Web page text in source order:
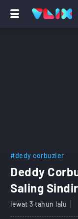
#dedy corbuzier
Deddy
Saling
lewat 3 tahun lalu